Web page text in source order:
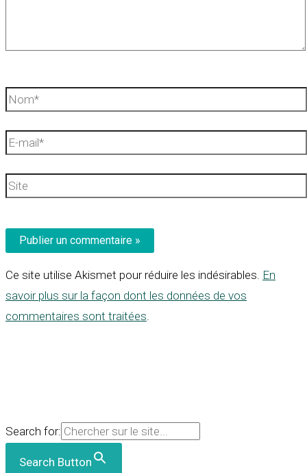
Nom*
E-
Site
Ce site utilise Akismet pour réduire les indésirables. En
savoir plus sur la façon dont les données de vos
commentaires sont traitées
Search for:
Search Button